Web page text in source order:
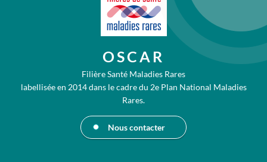
OSCAR
Filière Santé Maladies Rares
labellisée en 2014 dans le cadre du 2e Plan National Maladies
Rares.
Nous contacter